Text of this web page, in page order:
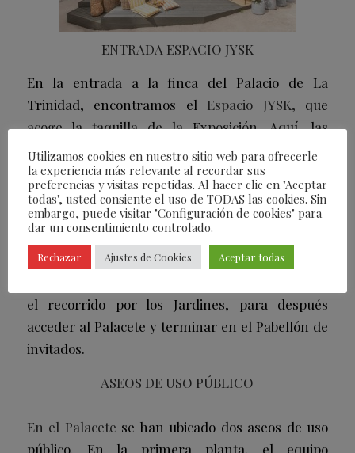
ENTRADA ESPACIO JYSK
En la entrada a la finca del Palacio de La
Trinidad, encontramos el Espacio JYSK, que
acoge la taquilla de la Exposición. Aquí, las
interioristas de
Studio Mo
han recreado «Villa
Calma», una vivienda mediterránea con aires
escandinavos, donde la combinación de muebles
de líneas nórdicas, detalles en fibra y textiles
neutros y cálidos, todo, de esta firma danesa,
contribuye a crear una atmósfera serena y
el recorrido por los Jardines, para después
acceder al Palacete y terminar en el Pabellón de
invitados.
ASEOS DE USO PÚBLICO
En el Palacete se han ubicado dos aseos de uso
público. En la primera planta, el equipo
Utilizamos cookies en nuestro sitio web para ofrecerle
la experiencia más relevante al recordar sus
preferencias y visitas repetidas. Al hacer clic en "Aceptar
todas", usted consiente el uso de TODAS las cookies. Sin
embargo, puede visitar "Configuración de cookies" para
dar un consentimiento controlado.
Rechazar Ajustes de Cookies Aceptar todas